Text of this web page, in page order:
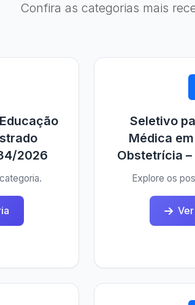
Confira as categorias mais
2026
Seletivo
Médica
Obstetrícia
Explore os